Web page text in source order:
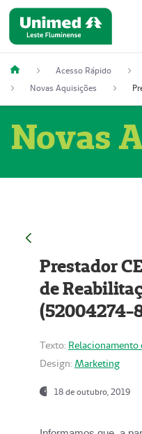
Acesso Rápido
Novas Aquisições
Novas
Prestador
de
(52004274-
Texto: Relacionamento
Design: Marketing
18 de outubro, 2019